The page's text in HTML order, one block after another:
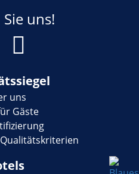
uns!
uns
Gäste